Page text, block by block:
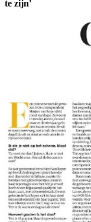
te zijn'